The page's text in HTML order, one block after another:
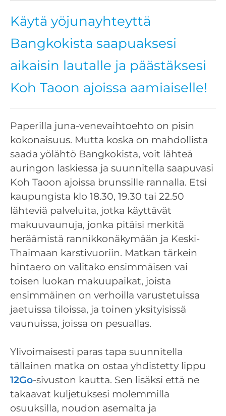
Käytä yöjunayhteyttä
Bangkokista saapuaksesi
aikaisin lautalle ja päästäksesi
Koh Taoon ajoissa aamiaiselle!
Paperilla juna-venevaihtoehto on pisin
kokonaisuus. Mutta koska on mahdollista
saada yölähtö Bangkokista, voit lähteä
auringon laskiessa ja suunnitella saapuvasi
Koh Taoon ajoissa brunssille rannalla. Etsi
kaupungista klo 18.30, 19.30 tai 22.50
lähteviä palveluita, jotka käyttävät
makuuvaunuja, jonka pitäisi merkitä
heräämistä rannikkonäkymään ja Keski-
Thaimaan karstivuoriin. Matkan tärkein
hintaero on valitako ensimmäisen vai
toisen luokan makuupaikat, joista
ensimmäinen on verhoilla varustetuissa
jaetuissa tiloissa, ja toinen yksityisissä
vaunuissa, joissa on pesuallas.
Ylivoimaisesti paras tapa suunnitella
tällainen matka on ostaa yhdistetty lippu
12Go-sivuston kautta. Sen lisäksi että ne
takaavat kuljetuksesi molemmilla
osuuksilla, noudon asemalta ja